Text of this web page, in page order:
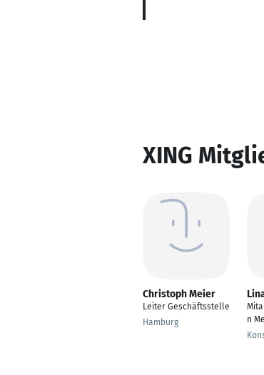
XING
Christoph Meier
Leiter Geschäftsstelle
Hamburg
n